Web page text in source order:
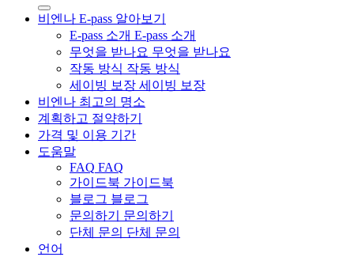
비엔나 E-pass 알아보기
E-pass 소개 E-pass 소개
무엇을 받나요 무엇을 받나요
작동 방식 작동 방식
세이빙 보장 세이빙 보장
비엔나 최고의 명소
계획하고 절약하기
가격 및 이용 기간
도움말
FAQ FAQ
가이드북 가이드북
블로그 블로그
문의하기
문의하기
단체 문의 단체 문의
언어